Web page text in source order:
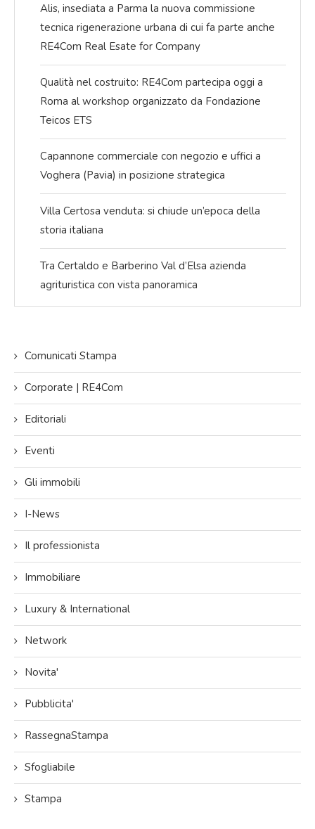
Alis, insediata a Parma la nuova commissione
tecnica rigenerazione urbana di cui fa parte anche
RE4Com Real Esate for Company
Qualità nel costruito: RE4Com partecipa oggi a
Roma al workshop organizzato da Fondazione
Teicos ETS
Capannone commerciale con negozio e uffici a
Voghera (Pavia) in posizione strategica
Villa Certosa venduta: si chiude un’epoca della
storia italiana
Tra Certaldo e Barberino Val d’Elsa azienda
agrituristica con vista panoramica
Comunicati Stampa
Corporate | RE4Com
Editoriali
Eventi
Gli immobili
I-News
Il professionista
Immobiliare
Luxury & International
Network
Novita'
Pubblicita'
RassegnaStampa
Sfogliabile
Stampa